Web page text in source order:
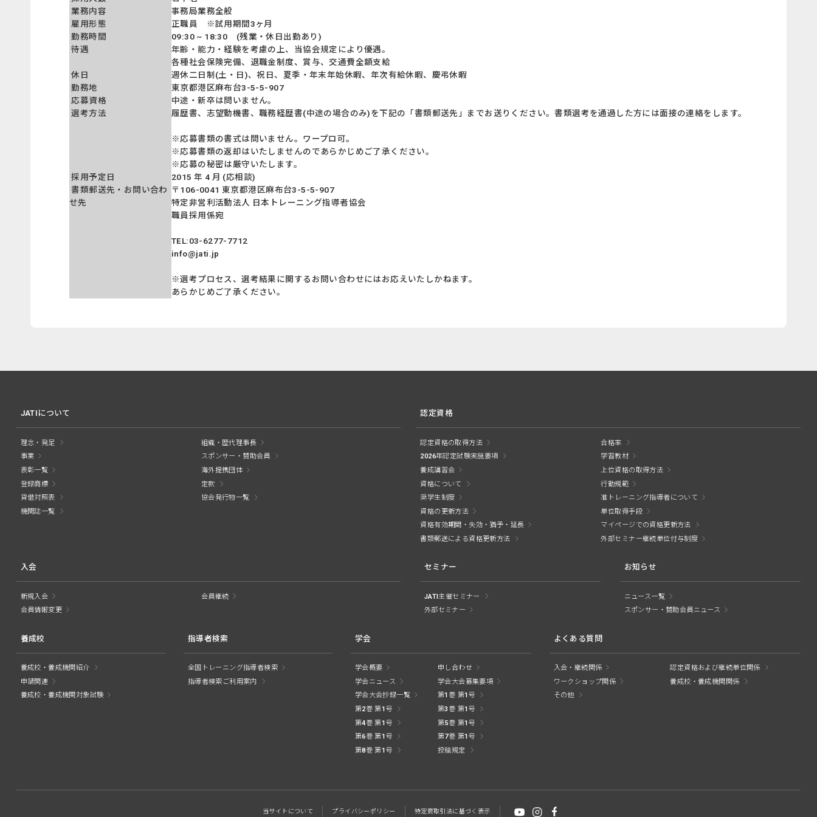
業務内容
事務局業務全般
雇用形態
正職員 ※試用期間3ヶ月
勤務時間
09:30 ~ 18:30 (残業・休日出勤あり)
待遇
年齢・能力・経験を考慮の上、当協会規定により優遇。
各種社会保険完備、退職金制度、賞与、交通費全額支給
休日
週休二日制(土・日)、祝日、夏季・年末年始休暇、年次有給休暇、慶弔休暇
勤務地
東京都港区麻布台3-5-5-907
応募資格
中途・新卒は問いません。
選考方法
履歴書、志望動機書、職務経歴書(中途の場合のみ)を下記の「書類郵送先」までお送りください。書類選考を通過した方には面接の連絡をします。
※応募書類の書式は問いません。ワープロ可。
※応募書類の返却はいたしませんのであらかじめご了承ください。
※応募の秘密は厳守いたします。
採用予定日
2015 年 4 月 (応相談)
書類郵送先・お問い合わ
せ先
〒106-0041 東京都港区麻布台3-5-5-907
特定非営利活動法人 日本トレーニング指導者協会
職員採用係宛
TEL:03-6277-7712
info@jati.jp
※選考プロセス、選考結果に関するお問い合わせにはお応えいたしかねます。
あらかじめご了承ください。
JATIについて
理念・発足
組織・歴代理事長
事業
スポンサー・賛助会員
表彰一覧
海外提携団体
登録商標
定款
貸借対照表
協会発行物一覧
機関誌一覧
認定資格
認定資格の取得方法
合格率
2026年認定試験実施要項
学習教材
養成講習会
上位資格の取得方法
資格について
行動規範
奨学生制度
准トレーニング指導者について
資格の更新方法
単位取得手段
資格有効期間・失効・猶予・延長
マイページでの資格更新方法
書類郵送による資格更新方法
外部セミナー継続単位付与制度
入会
新規入会
会員継続
会員情報変更
セミナー
JATI主催セミナー
外部セミナー
お知らせ
ニュース一覧
スポンサー・賛助会員ニュース
養成校
養成校・養成機関紹介
申請関連
養成校・養成機関対象試験
指導者検索
全国トレーニング指導者検索
指導者検索ご利用案内
学会
学会概要
申し合わせ
学会ニュース
学会大会募集要項
学会大会抄録一覧
第1巻 第1号
第2巻 第1号
第3巻 第1号
第4巻 第1号
第5巻 第1号
第6巻 第1号
第7巻 第1号
第8巻 第1号
投稿規定
よくある質問
入会・継続関係
認定資格および継続単位関係
ワークショップ関係
養成校・養成機関関係
その他
当サイトについて プライバシーポリシー 特定商取引法に基づく表示